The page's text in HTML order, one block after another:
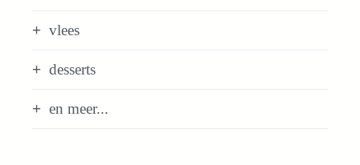
vlees
desserts
en meer...